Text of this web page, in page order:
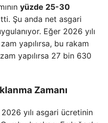
yüzde 25-30
Şu anda net asgari
Eğer 2026 yılı
zam yapılırsa, bu rakam
zam yapılırsa 27 bin 630
Zamanı
yılı asgari ücretinin